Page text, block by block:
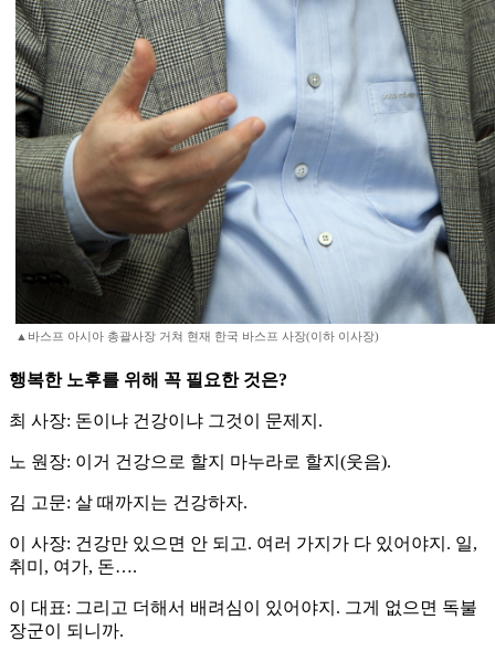
▲바스프 아시아 총괄사장 거쳐 현재 한국 바스프 사장(이하 이사장)
행복한 노후를 위해 꼭 필요한 것은?
최 사장: 돈이냐 건강이냐 그것이 문제지.
노 원장: 이거 건강으로 할지 마누라로 할지(웃음).
김 고문: 살 때까지는 건강하자.
이 사장: 건강만 있으면 안 되고. 여러 가지가 다 있어야지. 일,
취미, 여가, 돈….
이 대표: 그리고 더해서 배려심이 있어야지. 그게 없으면 독불
장군이 되니까.